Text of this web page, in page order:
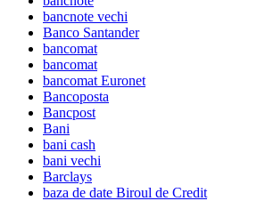
bancnote vechi
Banco Santander
bancomat
bancomat
bancomat Euronet
Bancoposta
Bancpost
Bani
bani cash
bani vechi
Barclays
baza de date Biroul de Credit